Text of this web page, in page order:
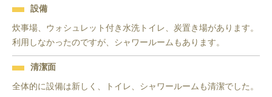
設備
炊事場、ウォシュレット付き水洗トイレ、炭置き場があります。
利用しなかったのですが、シャワールームもあります。
清潔面
全体的に設備は新しく、トイレ、シャワールームも清潔でした。